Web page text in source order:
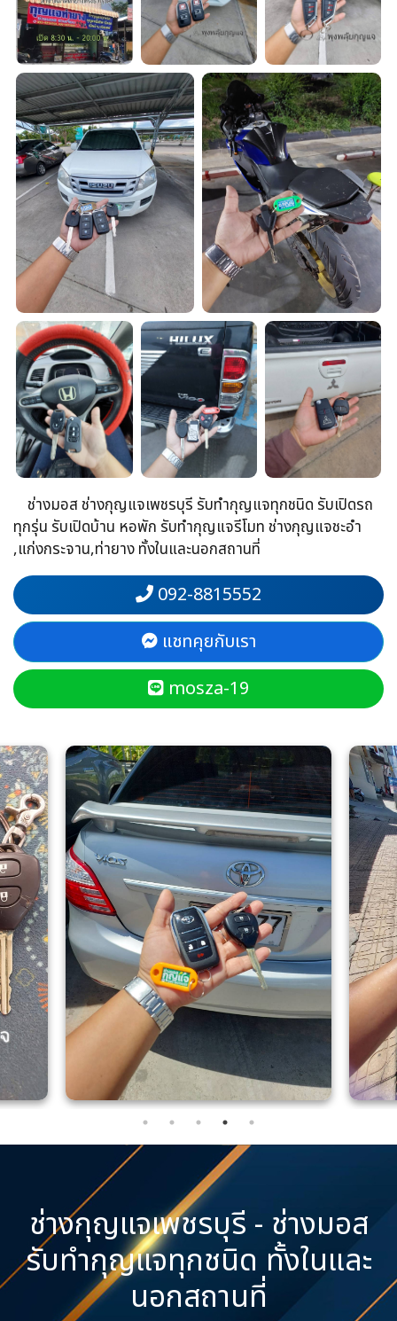
ช่างมอส ช่างกุญแจเพชรบุรี รับทำกุญแจทุกชนิด รับเปิดรถ
ทุกรุ่น รับเปิดบ้าน หอพัก รับทำกุญแจรีโมท ช่างกุญแจชะอำ
,แก่งกระจาน,ท่ายาง ทั้งในและนอกสถานที่
092-8815552
แชทคุยกับเรา
mosza-19
ช่างกุญแจเพชรบุรี - ช่างมอส
รับทำกุญแจทุกชนิด ทั้งในและ
นอกสถานที่